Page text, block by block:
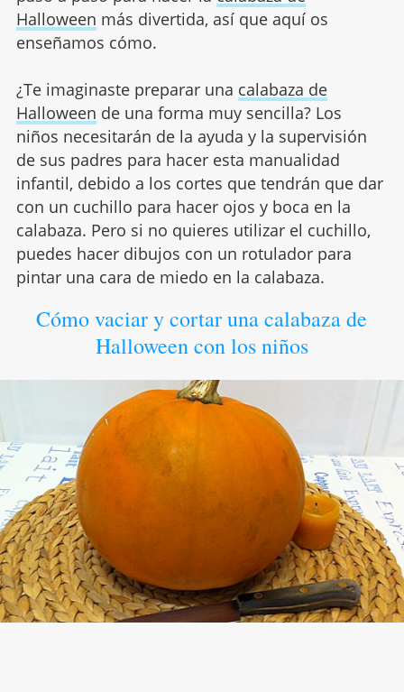
Halloween más divertida, así que aquí os
enseñamos cómo.
¿Te imaginaste preparar una calabaza de
Halloween de una forma muy sencilla? Los
niños necesitarán de la ayuda y la supervisión
de sus padres para hacer esta manualidad
infantil, debido a los cortes que tendrán que dar
con un cuchillo para hacer ojos y boca en la
calabaza. Pero si no quieres utilizar el cuchillo,
puedes hacer dibujos con un rotulador para
pintar una cara de miedo en la calabaza.
Cómo vaciar y cortar una calabaza de
Halloween con los niños